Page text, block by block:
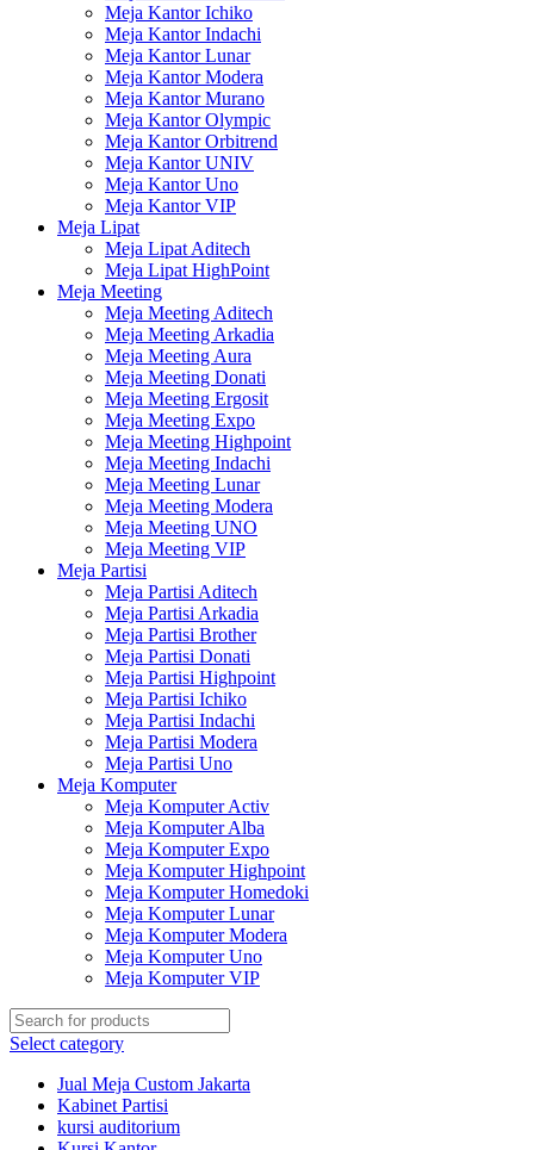
Meja Kantor Ichiko
Meja Kantor Indachi
Meja Kantor Lunar
Meja Kantor Modera
Meja Kantor Murano
Meja Kantor Olympic
Meja Kantor Orbitrend
Meja Kantor UNIV
Meja Kantor Uno
Meja Kantor VIP
Meja Lipat
Meja Lipat Aditech
Meja Lipat HighPoint
Meja Meeting
Meja Meeting Aditech
Meja Meeting Arkadia
Meja Meeting Aura
Meja Meeting Donati
Meja Meeting Ergosit
Meja Meeting Expo
Meja Meeting Highpoint
Meja Meeting Indachi
Meja Meeting Lunar
Meja Meeting Modera
Meja Meeting UNO
Meja Meeting VIP
Meja Partisi
Meja Partisi Aditech
Meja Partisi Arkadia
Meja Partisi Brother
Meja Partisi Donati
Meja Partisi Highpoint
Meja Partisi Ichiko
Meja Partisi Indachi
Meja Partisi Modera
Meja Partisi Uno
Meja Komputer
Meja Komputer Activ
Meja Komputer Alba
Meja Komputer Expo
Meja Komputer Highpoint
Meja Komputer Homedoki
Meja Komputer Lunar
Meja Komputer Modera
Meja Komputer Uno
Meja Komputer VIP
Select category
Jual Meja Custom Jakarta
Kabinet Partisi
kursi auditorium